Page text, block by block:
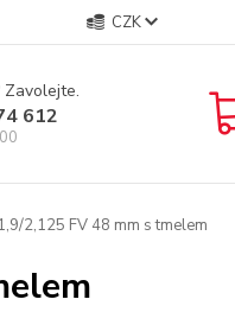
CZK
Zavolejte.
612
2,125 FV 48 mm s tmelem